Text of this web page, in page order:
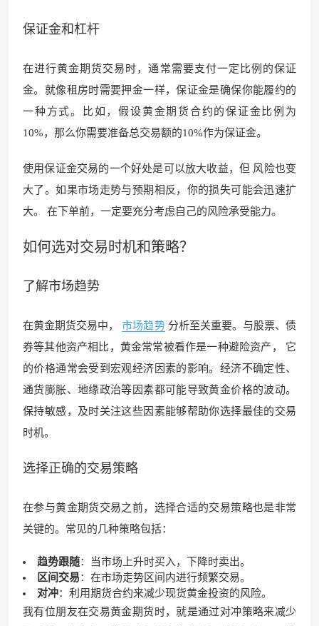
保证金和杠杆
在进行黄金期货交易时，通常需要支付一定比例的保证
金。就像租房时需要押金一样，保证金是确保你能履约的
一种方式。比如，假设黄金期货合约的保证金比例为
10%，那么你需要准备总交易额的10%作为保证金。
使用保证金交易的一个好处是可以放大收益，但 风险也变
大了。如果市场走势与预期相反，你的损失可能会迅速扩
大。 在下单前，一定要充分考虑自己的风险承受能力。
如何选对交易时机和策略？
了解市场趋势
在黄金期货交易中， 市场趋势 分析至关重要。与股票、债
券等其他资产相比，黄金常常被看作是一种避险资产， 它
的价格通常会受到宏观经济因素的影响。经济不确定性、
通货膨胀、地缘政治等因素都可能导致黄金价格的波动。
保持敏感，及时关注这些因素能够帮助你选择最佳的交易
时机。
选择正确的交易策略
在参与黄金期货交易之前，选择合适的交易策略也是非常
关键的。常见的几种策略包括：
趋势跟随：当市场上升时买入，下降时卖出。
区间交易：在市场走势区间内进行频繁交易。
对冲：利用期货合约来减少现货黄金投资的风险。
我有位朋友在交易黄金期货时，就是通过对冲策略来减少